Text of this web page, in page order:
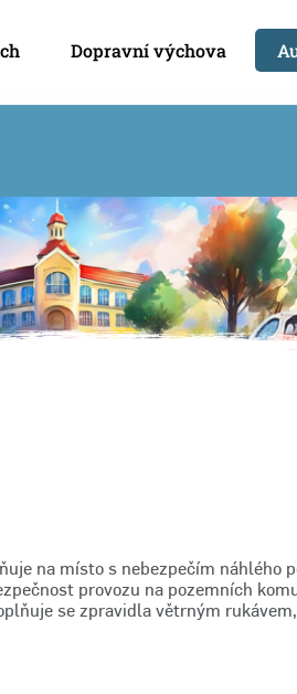
Dopravní výchova
na místo s nebezpečím náhlého
provozu na pozemních
se zpravidla větrným